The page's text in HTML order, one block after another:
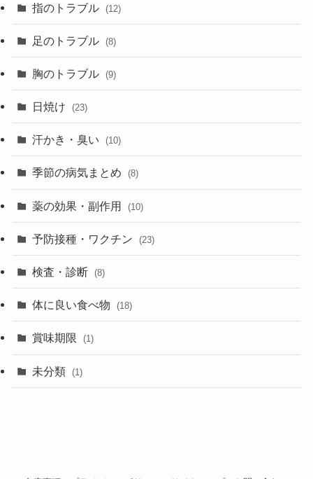
指のトラブル (12)
足のトラブル (8)
胸のトラブル (9)
日焼け (23)
汗かき・臭い (10)
季節の病気まとめ (8)
薬の効果・副作用 (10)
予防接種・ワクチン (23)
検査・診断 (8)
体に良い食べ物 (18)
賞味期限 (1)
未分類 (1)